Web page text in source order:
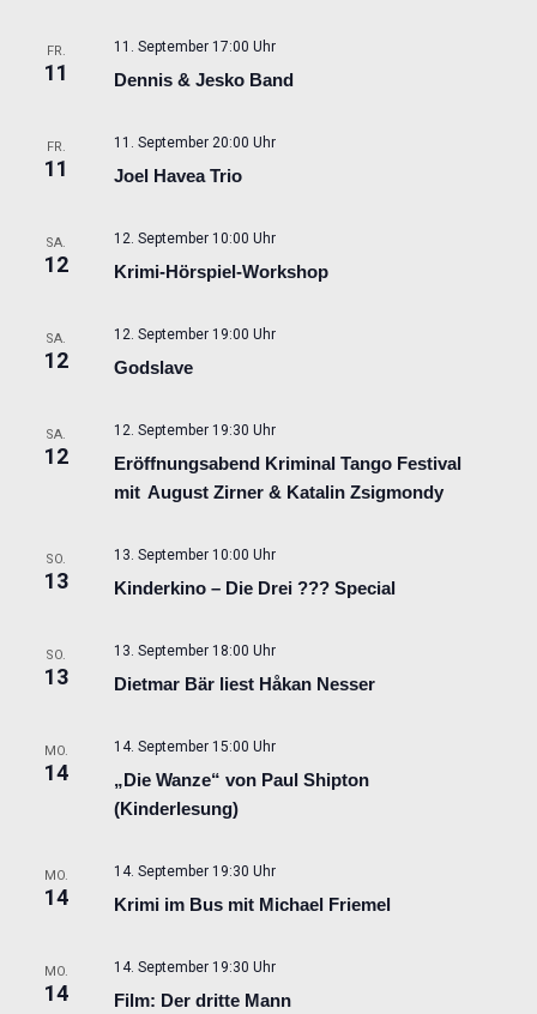
FR.
11 Dennis & Jesko Band
11. September 17:00 Uhr
FR.
11 Joel Havea Trio
11. September 20:00 Uhr
SA.
12 Krimi-Hörspiel-Workshop
12. September 10:00 Uhr
SA.
12 Godslave
12. September 19:00 Uhr
SA.
12
Eröffnungsabend Kriminal Tango Festival
mit August Zirner & Katalin Zsigmondy
12. September 19:30 Uhr
SO.
13 Kinderkino – Die Drei ??? Special
13. September 10:00 Uhr
SO.
13 Dietmar Bär liest Håkan Nesser
13. September 18:00 Uhr
MO.
14
„Die Wanze“ von Paul Shipton
(Kinderlesung)
14. September 15:00 Uhr
MO.
14 Krimi im Bus mit Michael Friemel
14. September 19:30 Uhr
MO.
14 Film: Der dritte Mann
14. September 19:30 Uhr